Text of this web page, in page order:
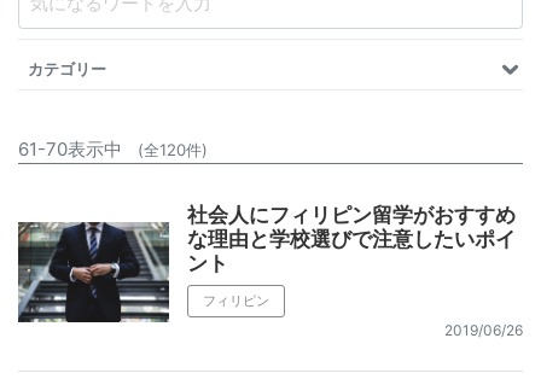
カテゴリー
61-70表示中 (全120件)
社会人にフィリピン留学がおすすめ
な理由と学校選びで注意したいポイ
ント
フィリピン
2019/06/26